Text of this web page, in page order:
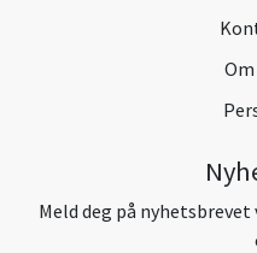
Meld deg på